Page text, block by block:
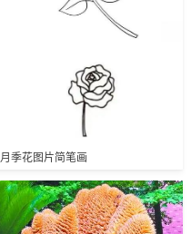
月季花图片简笔画